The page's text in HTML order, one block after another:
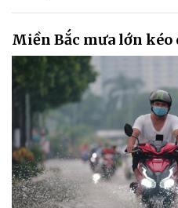
Miền Bắc mưa lớn kéo